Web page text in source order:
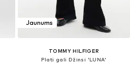
Jaunums
TOMMY HILFIGER
Plati gali Džinsi 'LUNA'